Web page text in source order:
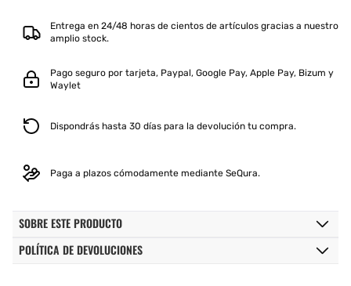
Entrega en 24/48 horas de cientos de artículos gracias a nuestro
amplio stock.
Pago seguro por tarjeta, Paypal, Google Pay, Apple Pay, Bizum y
Waylet
Dispondrás hasta 30 días para la devolución tu compra.
Paga a plazos cómodamente mediante SeQura.
SOBRE ESTE PRODUCTO
POLÍTICA DE DEVOLUCIONES